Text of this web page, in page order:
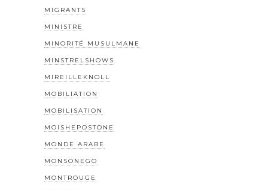
MIGRANTS
MINISTRE
MINORITÉ MUSULMANE
MINSTRELSHOWS
MIREILLEKNOLL
MOBILIATION
MOBILISATION
MOISHEPOSTONE
MONDE ARABE
MONSONEGO
MONTROUGE